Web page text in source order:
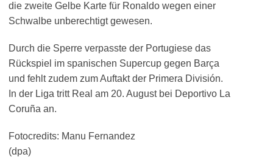
die zweite Gelbe Karte für Ronaldo wegen einer
Schwalbe unberechtigt gewesen.
Durch die Sperre verpasste der Portugiese das
Rückspiel im spanischen Supercup gegen Barça
und fehlt zudem zum Auftakt der Primera División.
In der Liga tritt Real am 20. August bei Deportivo La
Coruña an.
Fotocredits: Manu Fernandez
(dpa)